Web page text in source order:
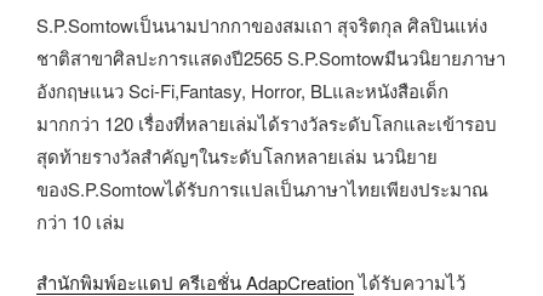
S.P.Somtowเป็นนามปากกาของสมเถา​ สุจริตกุล​ ศิลปินแห่ง
ชาติสาขาศิลปะการแสดงปี2565​ S.P.Somtowมีนวนิยายภาษา
อังกฤษแนว​ Sci-Fi,​Fantasy, Horror, BLและ​หนังสือเด็ก
มากกว่า​ 120 เรื่องที่หลายเล่มได้รางวัลระดับโลกและเข้ารอบ
สุดท้ายรางวัลสำคัญๆในระดับโลกหลายเล่ม​ นวนิยาย
ของS.P.Somtowได้รับการแปลเป็นภาษาไทยเพียงประมาณ​
กว่า 10​ เล่ม
สำนักพิมพ์อะแดป ครีเอชั่น AdapCreationได้รับความไว้